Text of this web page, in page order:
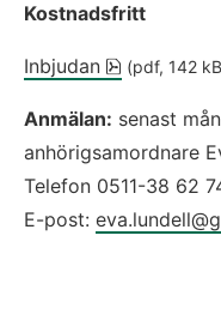
Kostnadsfritt
Inbjudan pdf, 142
(pdf, 142
Anmälan: senast
anhörigsamordnare
Telefon 0511-38 62
E-post: